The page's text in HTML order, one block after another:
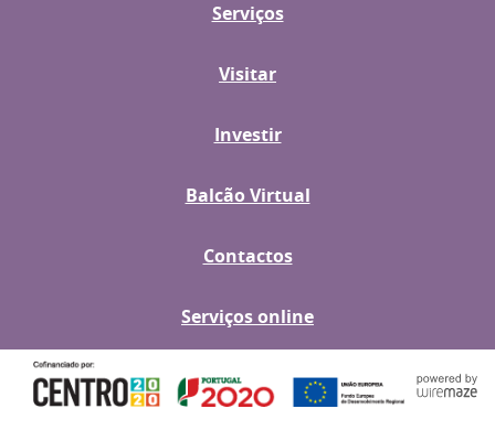
Serviços
Visitar
Investir
Balcão Virtual
Contactos
Serviços online